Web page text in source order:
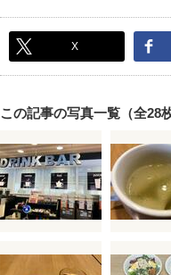
X
この記事の写真一覧（全28枚